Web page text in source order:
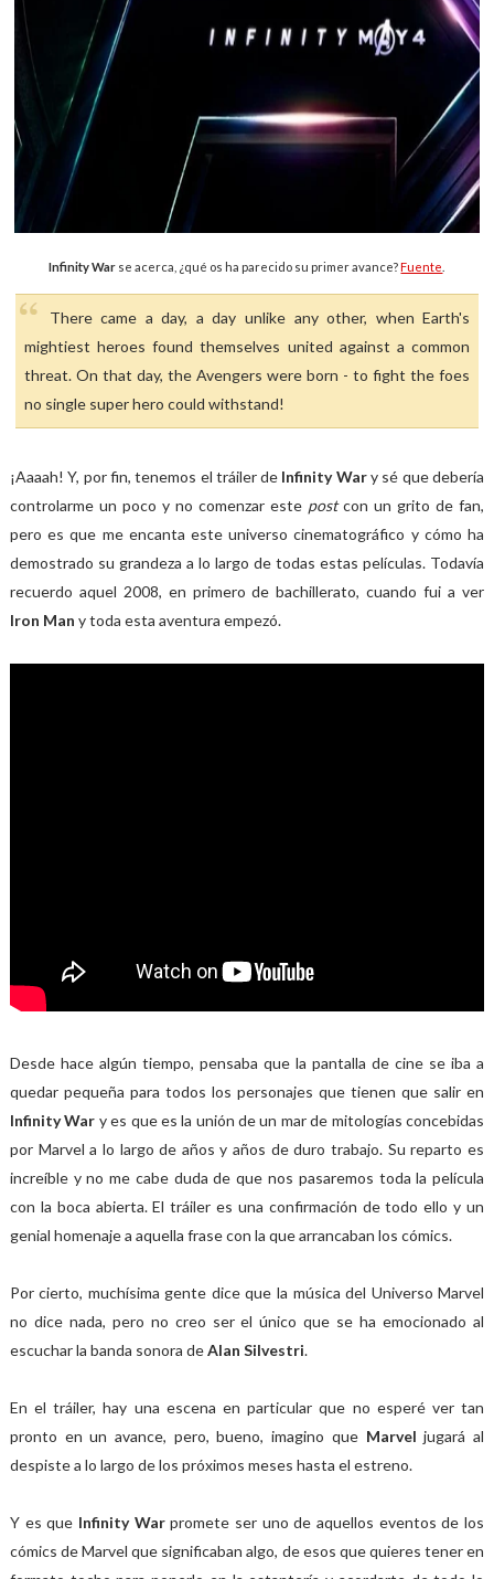
Infinity War se acerca, ¿qué os ha parecido su primer avance?Fuente
There came a day, a day unlike any other, when Earth's
mightiest heroes found themselves united against a common
threat. On that day, the Avengers were born - to fight the foes
no single super hero could withstand!
¡Aaaah! Y, por fin, tenemos el tráiler de Infinity Wary sé que debería
controlarme un poco y no comenzar este postcon un grito de fan,
pero es que me encanta este universo cinematográfico y cómo ha
demostrado su grandeza a lo largo de todas estas películas. Todavía
recuerdo aquel 2008, en primero de bachillerato, cuando fui a ver
Iron Man y toda esta aventura empezó.
Desde hace algún tiempo, pensaba que la pantalla de cine se iba a
quedar pequeña para todos los personajes que tienen que salir en
Infinity War y es que es la unión de un mar de mitologías concebidas
por Marvel a lo largo de años y años de duro trabajo. Su reparto es
increíble y no me cabe duda de que nos pasaremos toda la película
con la boca abierta. El tráiler es una confirmación de todo ello y un
genial homenaje a aquella frase con la que arrancaban los cómics.
Por cierto, muchísima gente dice que la música del Universo Marvel
no dice nada, pero no creo ser el único que se ha emocionado al
escuchar la banda sonora deAlan Silvestri.
En el tráiler, hay una escena en particular que no esperé ver tan
pronto en un avance, pero, bueno, imagino que Marveljugará al
despiste a lo largo de los próximos meses hasta el estreno.
Y es que Infinity Warpromete ser uno de aquellos eventos de los
cómics de Marvel que significaban algo, de esos que quieres tener en